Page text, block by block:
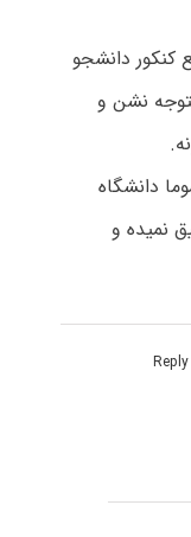
کنکور دانشجو
نشن و
دانشگاه
نمیده و